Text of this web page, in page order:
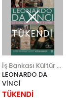
TÜKENDİ
LEONARDO DA
VİNCİ
TÜKENDİ